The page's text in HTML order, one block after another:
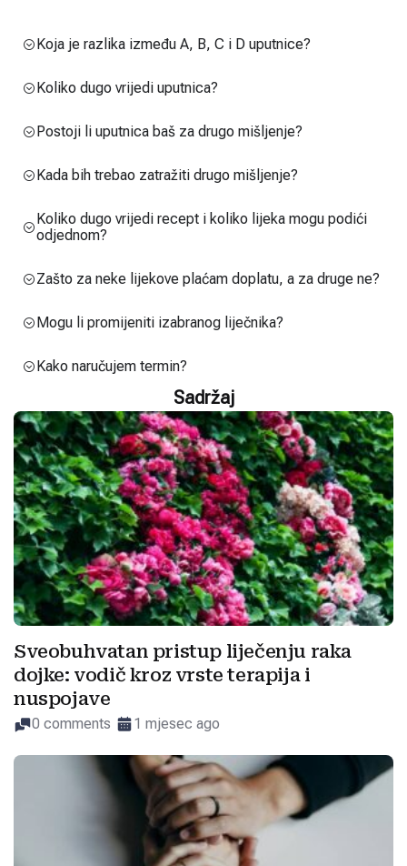
Koja je razlika između A, B, C i D uputnice?
Koliko dugo vrijedi uputnica?
Postoji li uputnica baš za drugo mišljenje?
Kada bih trebao zatražiti drugo mišljenje?
Koliko dugo vrijedi recept i koliko lijeka mogu podići
odjednom?
Zašto za neke lijekove plaćam doplatu, a za druge ne?
Mogu li promijeniti izabranog liječnika?
Kako naručujem termin?
Sadržaj
Sveobuhvatan pristup liječenju raka
dojke: vodič kroz vrste terapija i
nuspojave
0 comments 1 mjesec ago